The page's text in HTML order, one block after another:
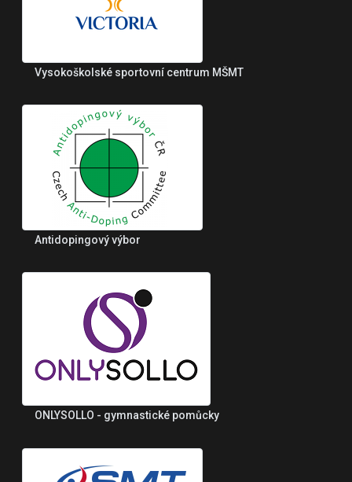
Vysokoškolské sportovní centrum MŠMT
Antidopingový výbor
ONLYSOLLO - gymnastické pomůcky